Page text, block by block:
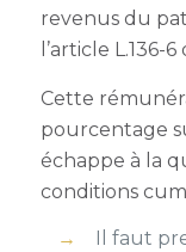
revenus du
l’article L.136-
Cette
pourcentage
échappe à la
conditions
Il faut